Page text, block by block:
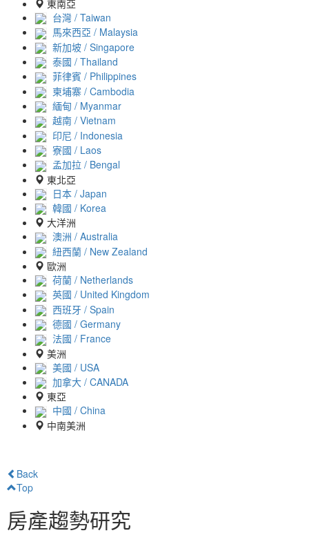
東南亞
台灣 / Taiwan
馬來西亞 / Malaysia
新加坡 / Singapore
泰國 / Thailand
菲律賓 / Philippines
柬埔寨 / Cambodia
緬甸 / Myanmar
越南 / Vietnam
印尼 / Indonesia
寮國 / Laos
孟加拉 / Bengal
東北亞
日本 / Japan
韓國 / Korea
大洋洲
澳洲 / Australia
紐西蘭 / New Zealand
歐洲
荷蘭 / Netherlands
英國 / United Kingdom
西班牙 / Spain
德國 / Germany
法國 / France
美洲
美國 / USA
加拿大 / CANADA
東亞
中國 / China
中南美洲
Back
Top
房產趨勢研究